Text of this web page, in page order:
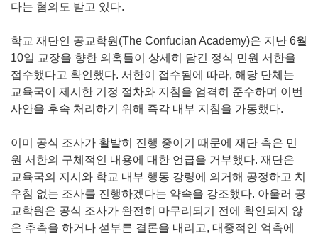
다는 혐의도 받고 있다.
학교 재단인 공교학원(The Confucian Academy)은 지난 6월
10일 교장을 향한 의혹들이 상세히 담긴 정식 민원 서한을
접수했다고 확인했다. 서한이 접수됨에 따라, 해당 단체는
교육국이 제시한 기정 절차와 지침을 엄격히 준수하며 이번
사안을 후속 처리하기 위해 즉각 내부 지침을 가동했다.
이미 공식 조사가 활발히 진행 중이기 때문에 재단 측은 민
원 서한의 구체적인 내용에 대한 언급을 거부했다. 재단은
교육국의 지시와 학교 내부 행동 강령에 의거해 공정하고 치
우침 없는 조사를 진행하겠다는 약속을 강조했다. 아울러 공
교학원은 공식 조사가 완전히 마무리되기 전에 확인되지 않
은 추측을 하거나 섣부른 결론을 내리고, 대중적인 억측에